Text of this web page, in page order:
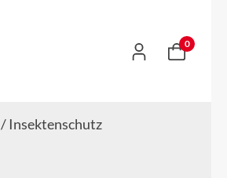
0
Insektenschutz